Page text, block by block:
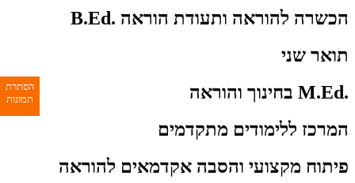
הכשרה להוראה ותעודת הוראה .B.Ed
תואר שני
.M.Ed בחינוך והוראה
המרכז ללימודים מתקדמים
פיתוח מקצועי והסבה אקדמאים להוראה
הסתרת
תמונות